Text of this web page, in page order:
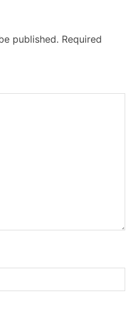
published. Required